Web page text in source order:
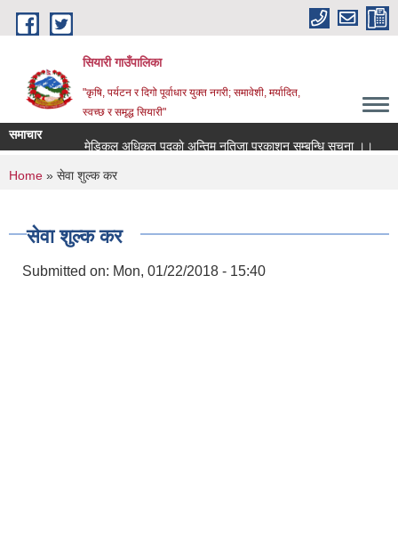
Skip to main content
सियारी गाउँपालिका
"कृषि, पर्यटन र दिगो पूर्वाधार युक्त नगरी; समावेशी, मर्यादित,
स्वच्छ र समृद्ध सियारी"
समाचार
मेडिकल अधिकृत पदकाे अन्तिम नतिजा प्रकाशन सम्बन्धि सुचना ।।
You are here
Home » सेवा शुल्क कर
सेवा शुल्क कर
Submitted on: Mon, 01/22/2018 - 15:40